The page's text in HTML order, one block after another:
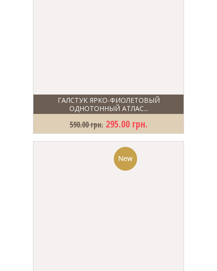
ГАЛСТУК ЯРКО-ФИОЛЕТОВЫЙ
ОДНОТОННЫЙ АТЛАС...
590.00 грн. 295.00 грн.